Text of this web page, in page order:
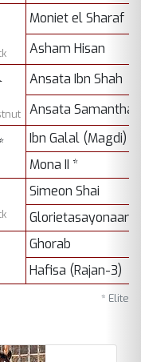
Moniet el Sharaf
Asham Hisan
Ansata Ibn Shah
Ansata Samantha
Ibn Galal (Magdi) *
Mona II *
Simeon Shai
Glorietasayonaara
Ghorab
Hafisa (Rajan-3)
* Elite